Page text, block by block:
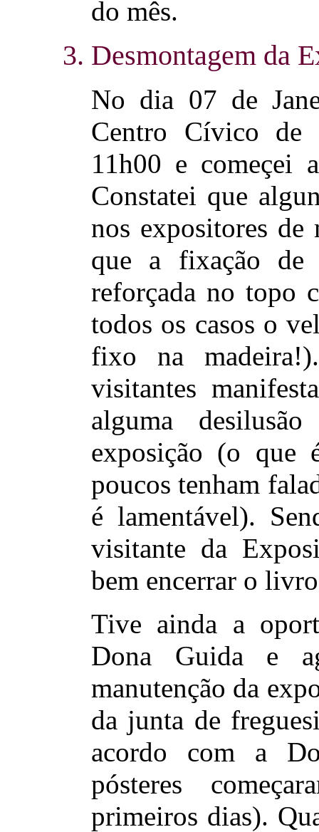
do mês.
3. Desmontagem da
No dia 07 de
Centro Cívico de
11h00 e começei
Constatei que
nos expositores de
que a fixação de
reforçada no topo
todos os casos o
fixo na
visitantes
alguma
exposição (o que
poucos tenham
é lamentável).
visitante da
bem encerrar o
Tive ainda a
Dona Guida e
manutenção da
da junta de
acordo com a
pósteres
primeiros dias).